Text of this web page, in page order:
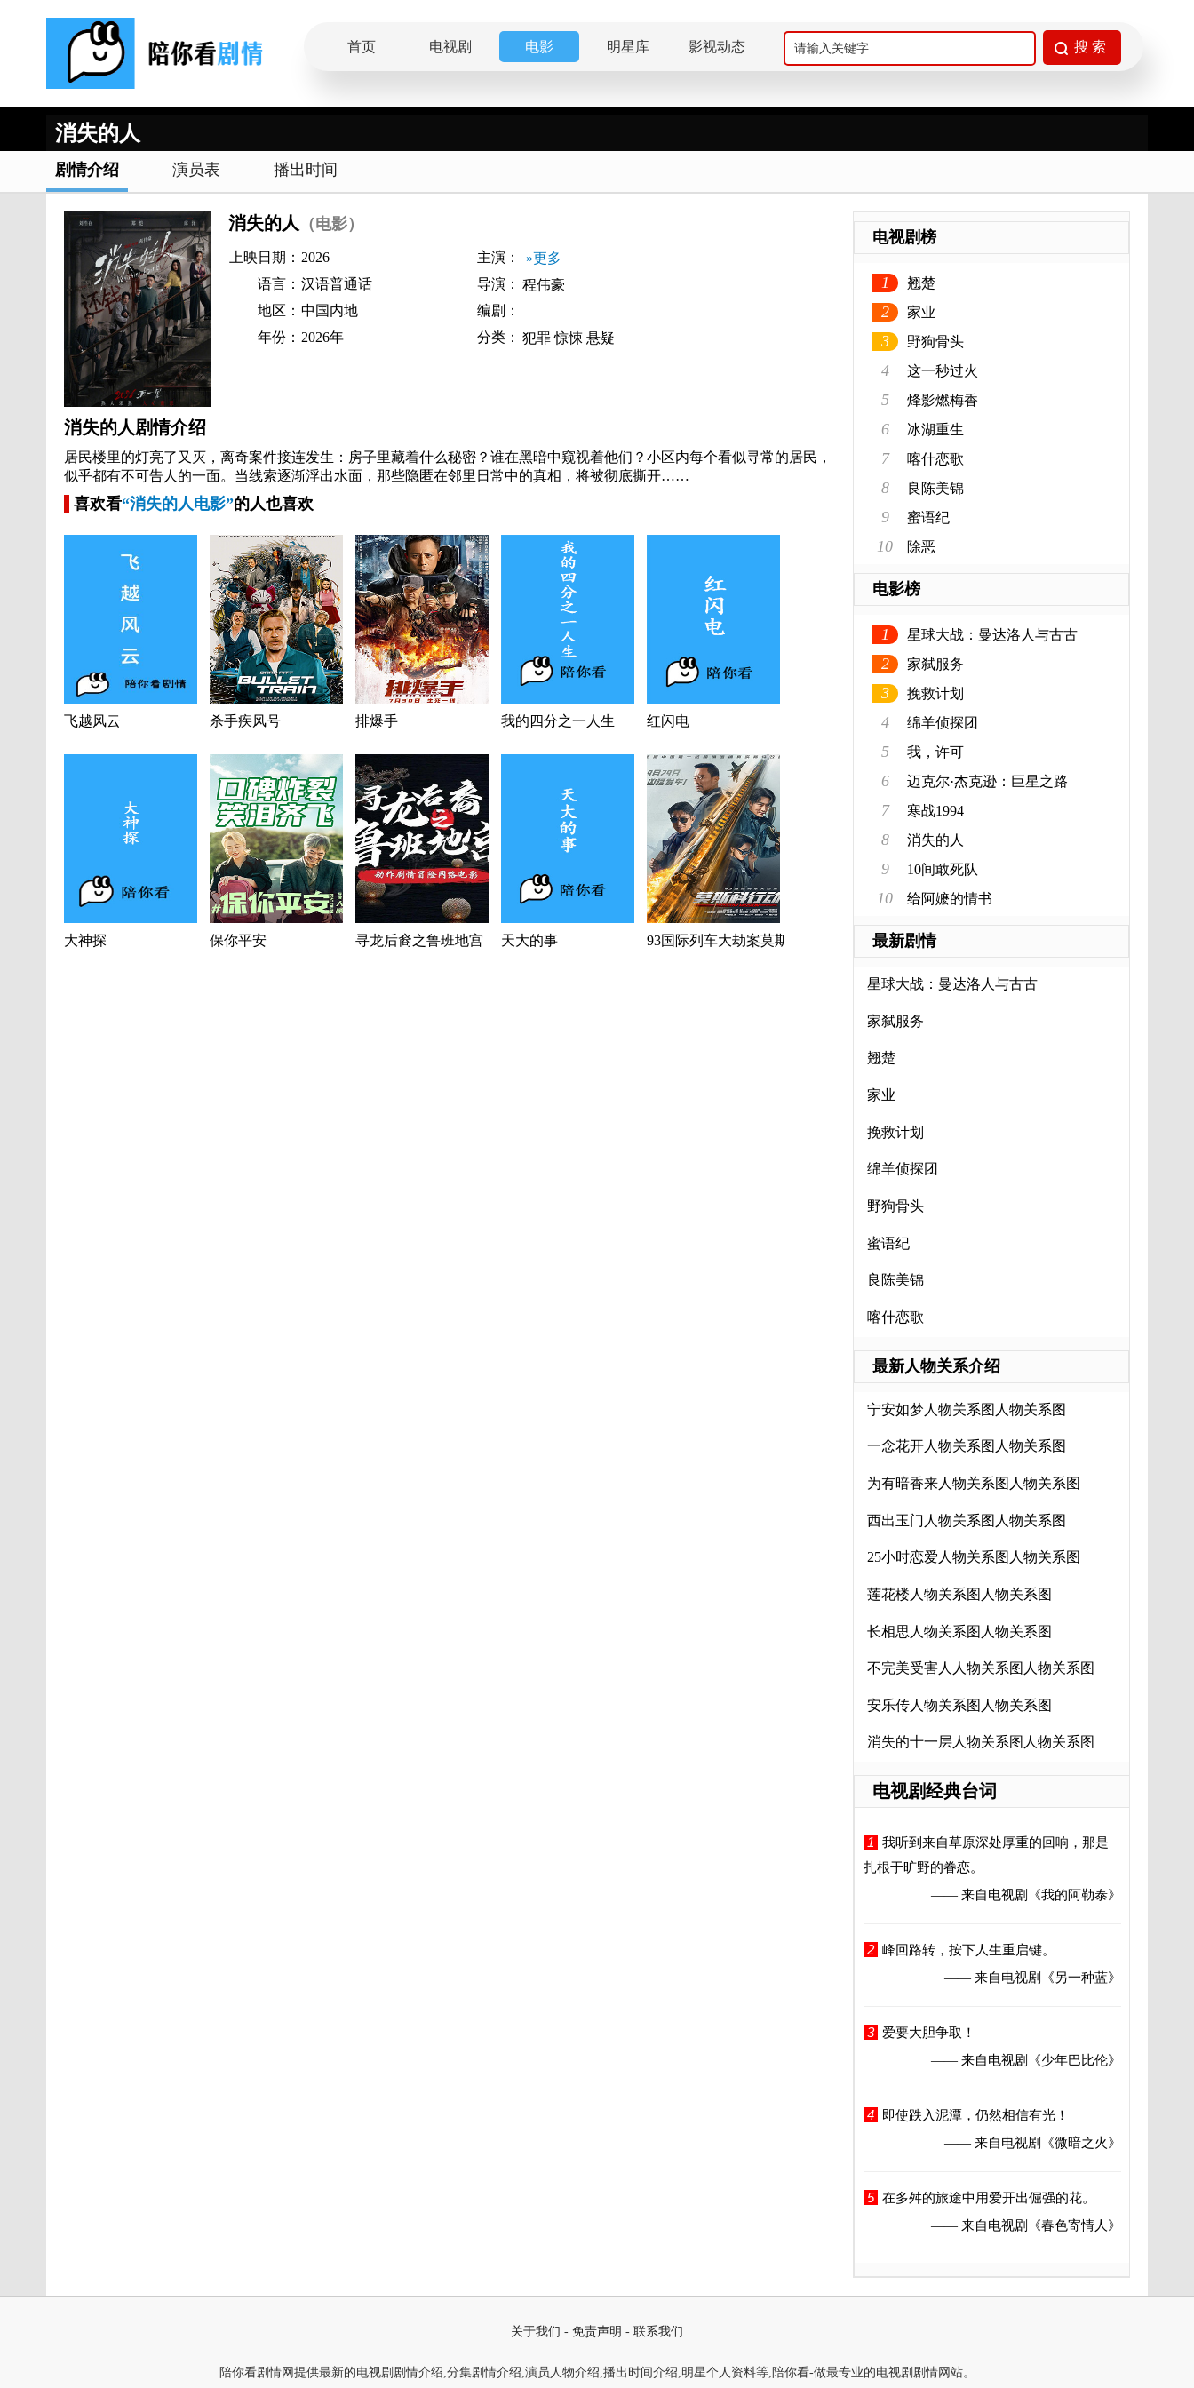
首页 电视剧 电影 明星库 影视动态
消失的人
剧情介绍 演员表 播出时间
消失的人 （电影）
上映日期： 2026 主演：
»更多
语言： 汉语普通话 导演： 程伟豪
地区： 中国内地
编剧：
年份： 2026年 分类： 犯罪 惊悚 悬疑
消失的人剧情介绍
居民楼里的灯亮了又灭，离奇案件接连发生：房子里藏着什么秘密？谁在黑暗中窥视着他们？小区内每个看似寻常的居民，
似乎都有不可告人的一面。当线索逐渐浮出水面，那些隐匿在邻里日常中的真相，将被彻底撕开……
喜欢看“消失的人电影”的人也喜欢
飞越风云 杀手疾风号 排爆手 我的四分之一人生 红闪电
大神探 保你平安 寻龙后裔之鲁班地宫 天大的事 93国际列车大劫案莫斯科行动
电视剧榜
1 翘楚
2 家业
3 野狗骨头
4 这一秒过火
5 烽影燃梅香
6 冰湖重生
7 喀什恋歌
8 良陈美锦
9 蜜语纪
10 除恶
电影榜
1 星球大战：曼达洛人与古古
2 家弑服务
3 挽救计划
4 绵羊侦探团
5 我，许可
6 迈克尔·杰克逊：巨星之路
7 寒战1994
8 消失的人
9 10间敢死队
10 给阿嬷的情书
最新剧情
星球大战：曼达洛人与古古
家弑服务
翘楚
家业
挽救计划
绵羊侦探团
野狗骨头
蜜语纪
良陈美锦
喀什恋歌
最新人物关系介绍
宁安如梦人物关系图人物关系图
一念花开人物关系图人物关系图
为有暗香来人物关系图人物关系图
西出玉门人物关系图人物关系图
25小时恋爱人物关系图人物关系图
莲花楼人物关系图人物关系图
长相思人物关系图人物关系图
不完美受害人人物关系图人物关系图
安乐传人物关系图人物关系图
消失的十一层人物关系图人物关系图
电视剧经典台词
1
我听到来自草原深处厚重的回响，那是
扎根于旷野的眷恋。
—— 来自电视剧
《我的阿勒泰》
2 峰回路转，按下人生重启键。
—— 来自电视剧
《另一种蓝》
3
爱要大胆争取！
—— 来自电视剧
《少年巴比伦》
4
即使跌入泥潭，仍然相信有光！
—— 来自电视剧
《微暗之火》
5 在多舛的旅途中用爱开出倔强的花。
—— 来自电视剧
《春色寄情人》
关于我们 - 免责声明 - 联系我们
陪你看剧情网提供最新的电视剧剧情介绍,分集剧情介绍,演员人物介绍,播出时间介绍,明星个人资料等,陪你看-做最专业的电视剧剧情网站。